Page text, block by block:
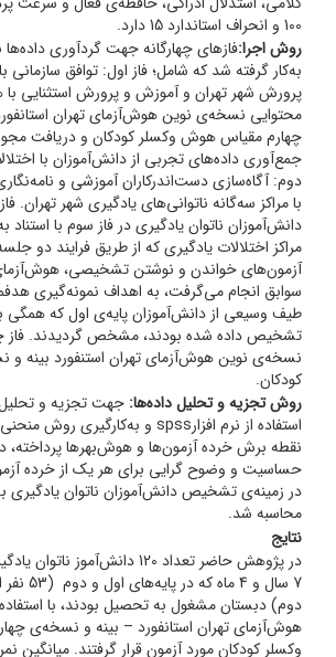
100 و انحراف استاندارد 15 دارد.
روش اجرا:فازهای چهارگانه جهت گردآوری
به‌کار گرفته شد که شامل؛ فاز اول: توافق
پرورش شهر تهران و آموزش و پرورش استثنایی
محتوایی نسخه‌ی نوین هوش‌آزمای تهران
چهارم مقیاس هوش وکسلر کودکان و دریافت
جمع‌آوری داده‌های تجربی از دانش‌آموزان با
دوم: آگاه‌سازی دست‌اندرکاران آموزشی و
با مراکز سه‌گانه ناتوانی‌های یادگیری شهر
دانش‌آموزان ناتوان یادگیری در فاز سوم با
مراکز اختلالات یادگیری که از طریق فرایند دو
آزمون‌های خواندن و نوشتن تشخیصی،
سوابق انجام می‌گرفت، به اهداف نمونه‌گیری
طیف وسیعی از دانش‌آموزان پایه‌ی اول که همگی
تشخیص داده شده بودند، مشخص گردیدند. فاز
نسخه‌ی نوین هوش‌آزمای تهران استنفورد بینه و
کودکان.
روش تجزیه و تحلیل داده‌ها: جهت تجزیه و تحلیل
استفاده از نرم افزارspss و به‌کارگیری روش منحنی راک
نقطه برش خرده آزمون‌ها و هوش‌بهرها پرداخته،
حساسیت و وضوح گرایی برای هر یک از خرده
در زمینه‌ی تشخیص دانش‌آموزان ناتوان یادگیری
محاسبه شد.
نتایج
در پژوهش حاضر تعداد 120
دوم) دبستان مشغول به تحصیل بودند، با
هوش‌آزمای تهران استانفورد – بینه و نسخه‌ی
وکسلر کودکان مورد آزمون قرار گرفتند.